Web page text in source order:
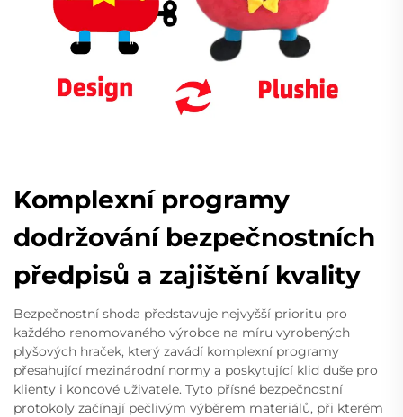
Komplexní programy
dodržování bezpečnostních
předpisů a zajištění kvality
Bezpečnostní shoda představuje nejvyšší prioritu pro
každého renomovaného výrobce na míru vyrobených
plyšových hraček, který zavádí komplexní programy
přesahující mezinárodní normy a poskytující klid duše pro
klienty i koncové uživatele. Tyto přísné bezpečnostní
protokoly začínají pečlivým výběrem materiálů, při kterém